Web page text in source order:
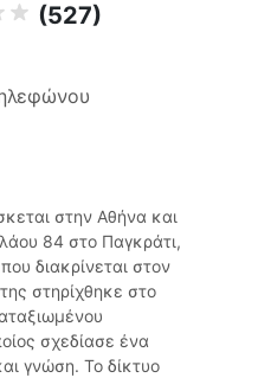
(527)
στην Αθήνα και
84 στο Παγκράτι,
διακρίνεται στον
στηρίχθηκε στο
σχεδίασε ένα
γνώση. Το δίκτυο